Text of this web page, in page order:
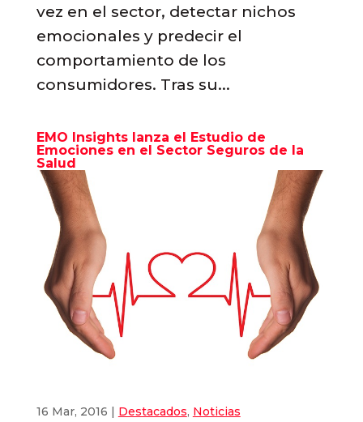
vez en el sector, detectar nichos
emocionales y predecir el
comportamiento de los
consumidores. Tras su...
EMO Insights lanza el Estudio de
Emociones en el Sector Seguros de la
Salud
16 Mar, 2016 | Destacados, Noticias